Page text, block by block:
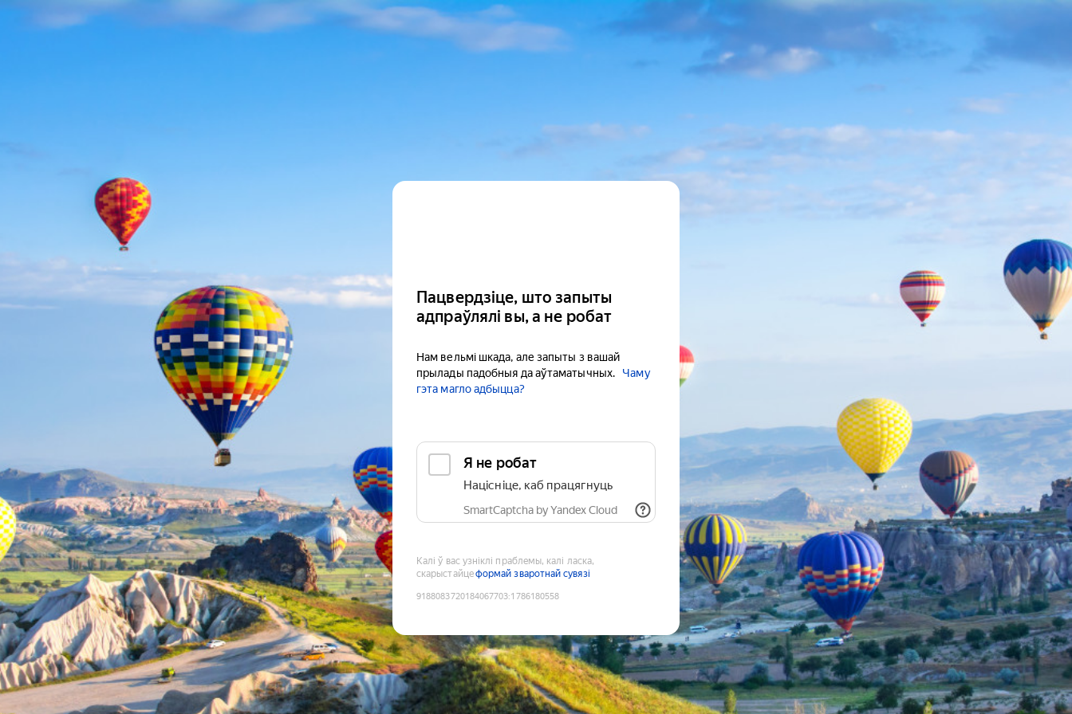
Пацвердзіце, што запыты
адпраўлялі вы, а не робат
Нам вельмі шкада, але запыты з вашай
прылады падобныя да аўтаматычных.
Чаму
гэта магло адбыцца?
Я не робат
Націсніце, каб працягнуць
SmartCaptcha by Yandex Cloud
Калі ў вас узніклі праблемы, калі ласка,
скарыстайцеформай зваротнай сувязі
9188083720184067703:1786180558